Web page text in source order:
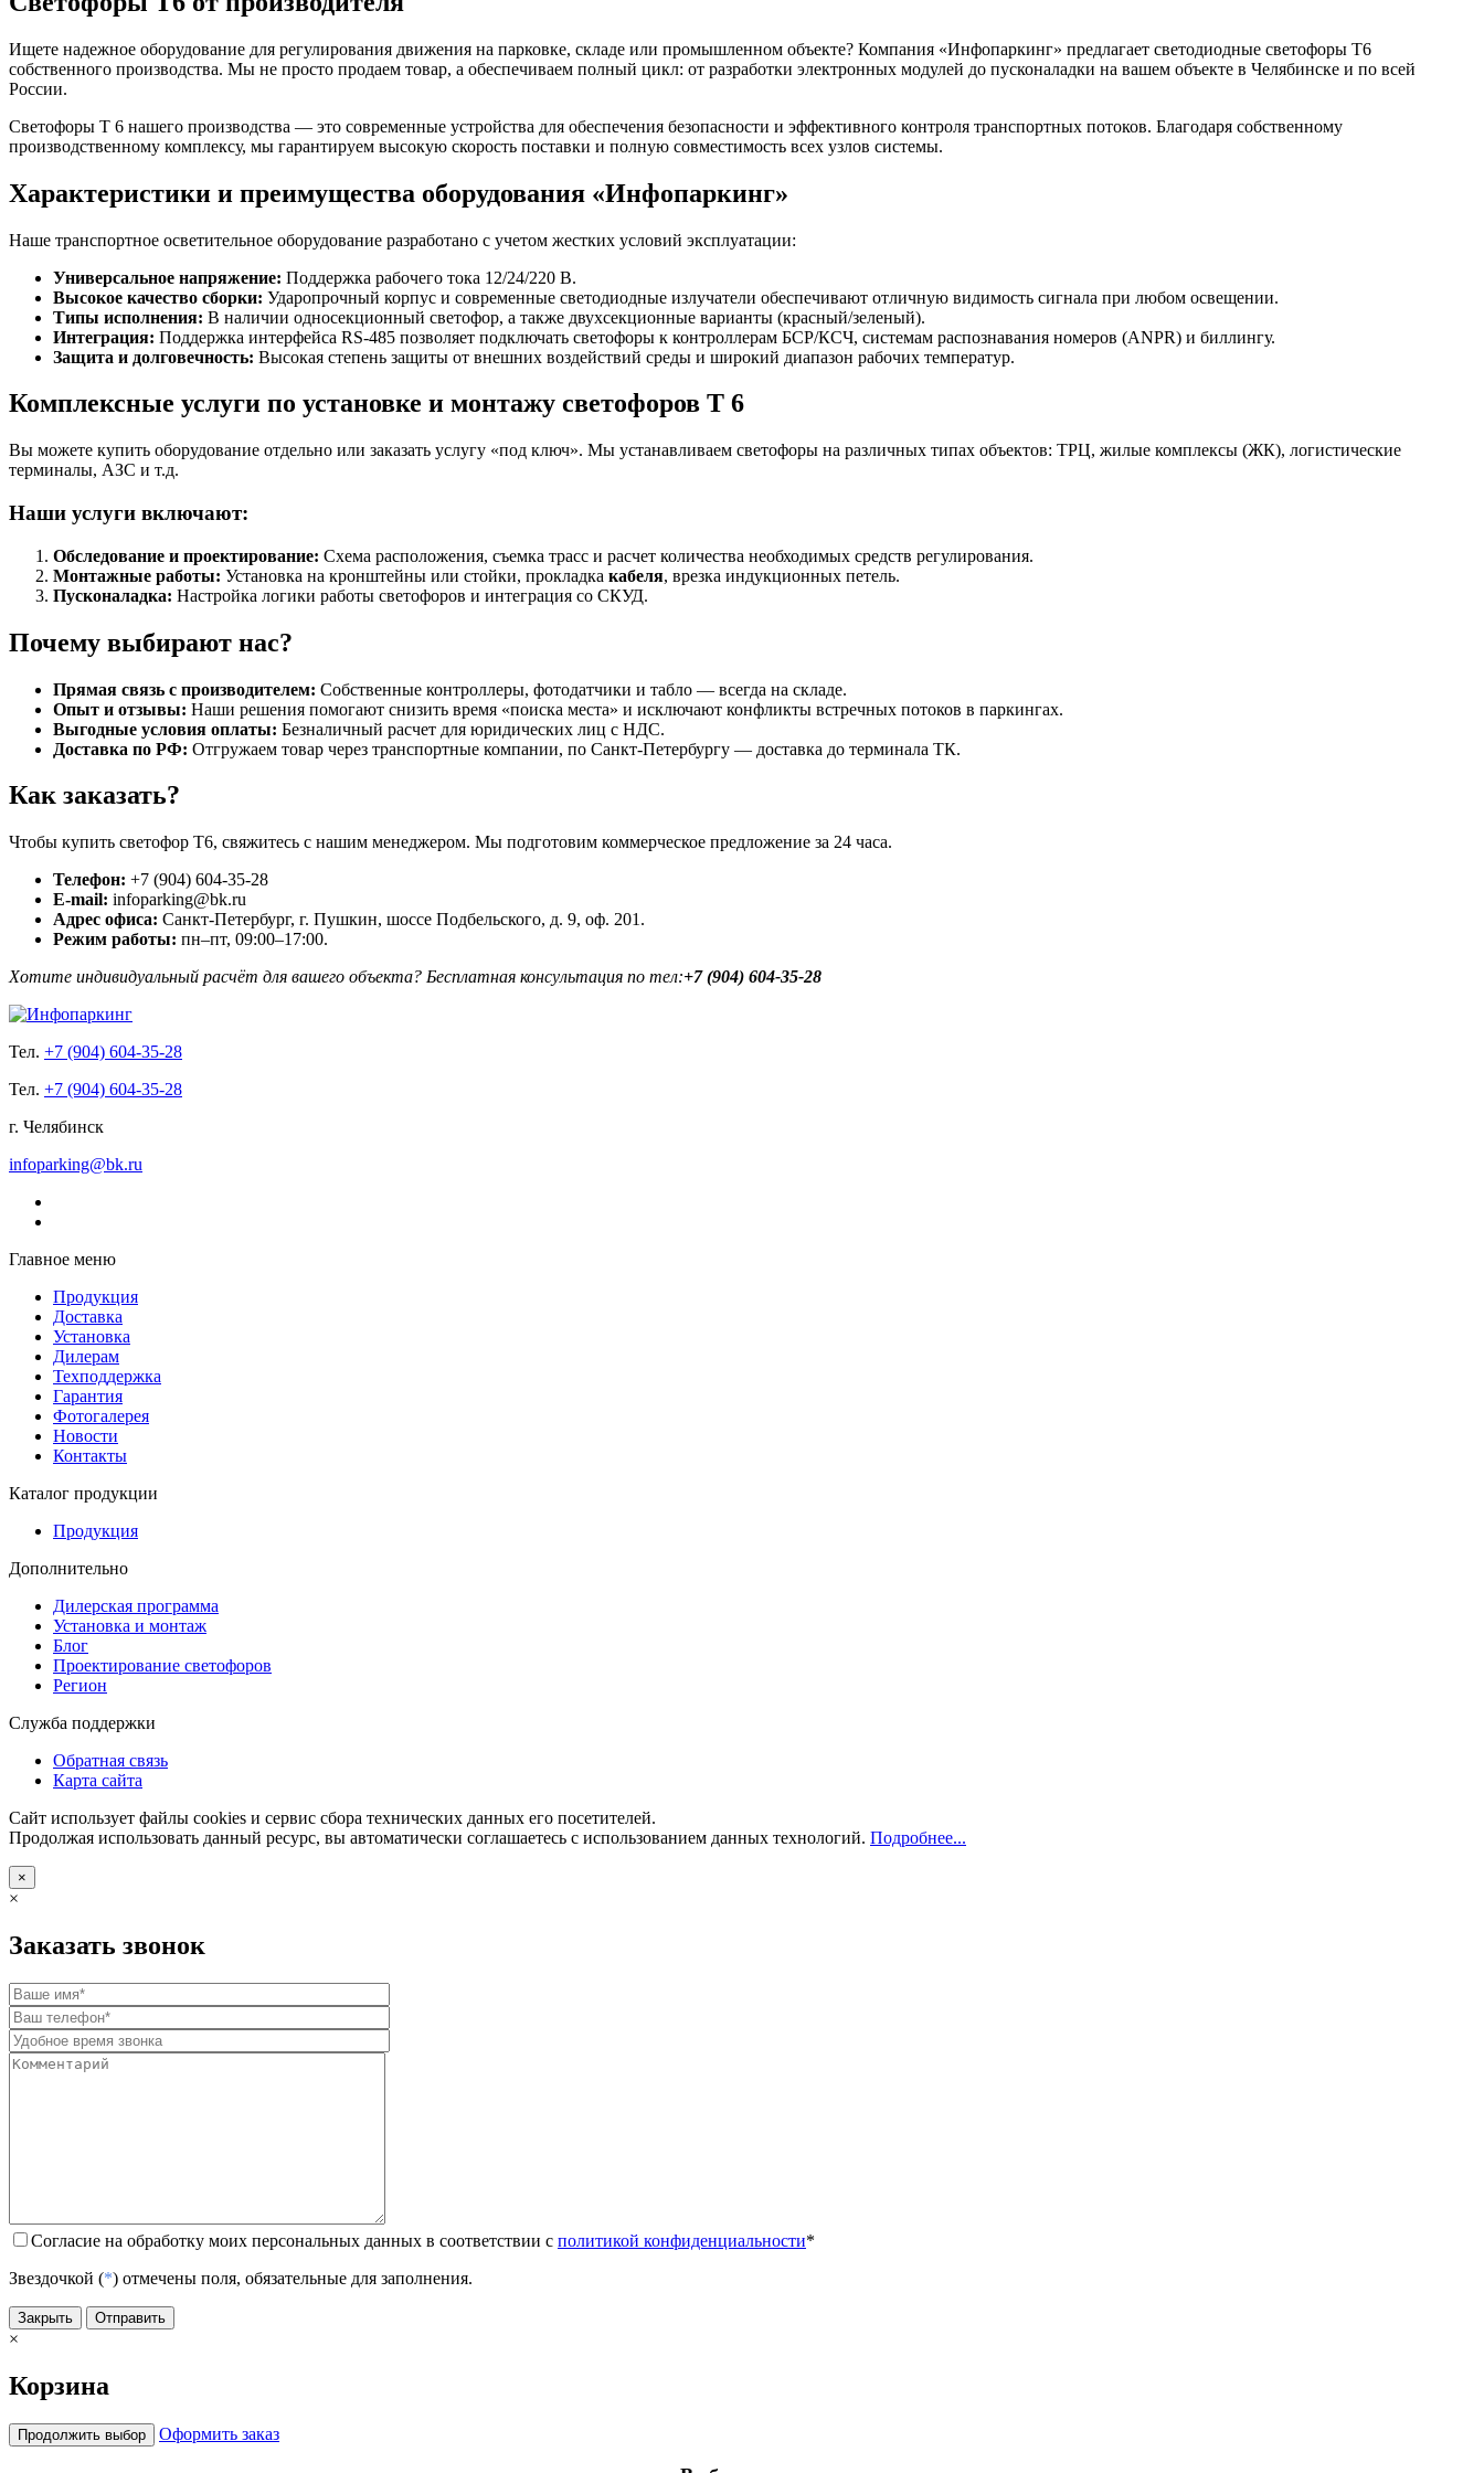
Ищете надежное оборудование для регулирования движения на парковке, складе или промышленном объекте? Компания «Инфопаркинг» предлагает светодиодные светофоры Т6
собственного производства. Мы не просто продаем товар, а обеспечиваем полный цикл: от разработки электронных модулей до пусконаладки на вашем объекте в Челябинске и по всей
России.
Светофоры Т 6 нашего производства — это современные устройства для обеспечения безопасности и эффективного контроля транспортных потоков. Благодаря собственному
производственному комплексу, мы гарантируем высокую скорость поставки и полную совместимость всех узлов системы.
Характеристики и преимущества оборудования «Инфопаркинг»
Наше транспортное осветительное оборудование разработано с учетом жестких условий эксплуатации:
Универсальное напряжение: Поддержка рабочего тока 12/24/220 В.
Высокое качество сборки: Ударопрочный корпус и современные светодиодные излучатели обеспечивают отличную видимость сигнала при любом освещении.
Типы исполнения: В наличии односекционный светофор, а также двухсекционные варианты (красный/зеленый).
Интеграция: Поддержка интерфейса RS-485 позволяет подключать светофоры к контроллерам БСР/КСЧ, системам распознавания номеров (ANPR) и биллингу.
Защита и долговечность: Высокая степень защиты от внешних воздействий среды и широкий диапазон рабочих температур.
Комплексные услуги по установке и монтажу светофоров Т 6
Вы можете купить оборудование отдельно или заказать услугу «под ключ». Мы устанавливаем светофоры на различных типах объектов: ТРЦ, жилые комплексы (ЖК), логистические
терминалы, АЗС и т.д.
Наши услуги включают:
Обследование и проектирование: Схема расположения, съемка трасс и расчет количества необходимых средств регулирования.
Монтажные работы: Установка на кронштейны или стойки, прокладка кабеля, врезка индукционных петель.
Пусконаладка: Настройка логики работы светофоров и интеграция со СКУД.
Почему выбирают нас?
Прямая связь с производителем: Собственные контроллеры, фотодатчики и табло — всегда на складе.
Опыт и отзывы: Наши решения помогают снизить время «поиска места» и исключают конфликты встречных потоков в паркингах.
Выгодные условия оплаты: Безналичный расчет для юридических лиц с НДС.
Доставка по РФ: Отгружаем товар через транспортные компании, по Санкт-Петербургу — доставка до терминала ТК.
Как заказать?
Чтобы купить светофор Т6, свяжитесь с нашим менеджером. Мы подготовим коммерческое предложение за 24 часа.
Телефон: +7 (904) 604-35-28
E-mail: infoparking@bk.ru
Адрес офиса: Санкт-Петербург, г. Пушкин, шоссе Подбельского, д. 9, оф. 201.
Режим работы: пн–пт, 09:00–17:00.
Хотите индивидуальный расчёт для вашего объекта? Бесплатная консультация по тел:+7 (904) 604-35-28
Тел. +7 (904) 604-35-28
Тел. +7 (904) 604-35-28
г. Челябинск
infoparking@bk.ru
Главное меню
Продукция
Доставка
Установка
Дилерам
Техподдержка
Гарантия
Фотогалерея
Новости
Контакты
Каталог продукции
Продукция
Дополнительно
Дилерская программа
Установка и монтаж
Блог
Проектирование светофоров
Регион
Служба поддержки
Обратная связь
Карта сайта
Сайт использует файлы cookies и сервис сбора технических данных его посетителей.
Продолжая использовать данный ресурс, вы автоматически соглашаетесь с использованием данных технологий. Подробнее...
×
×
Заказать звонок
Согласие на обработку моих персональных данных в соответствии с политикой конфиденциальности*
Звездочкой (*) отмечены поля, обязательные для заполнения.
Закрыть Отправить
×
Корзина
Продолжить выбор Оформить заказ